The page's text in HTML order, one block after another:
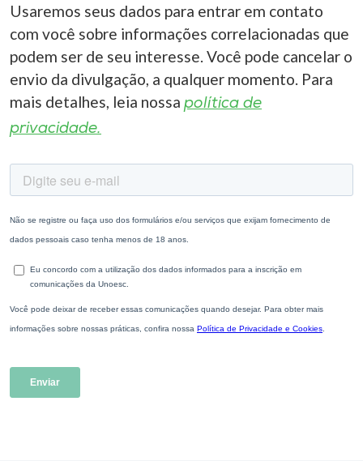
Usaremos seus dados para entrar em contato
com você sobre informações correlacionadas que
podem ser de seu interesse. Você pode cancelar o
envio da divulgação, a qualquer momento. Para
mais detalhes, leia nossa política de
privacidade.